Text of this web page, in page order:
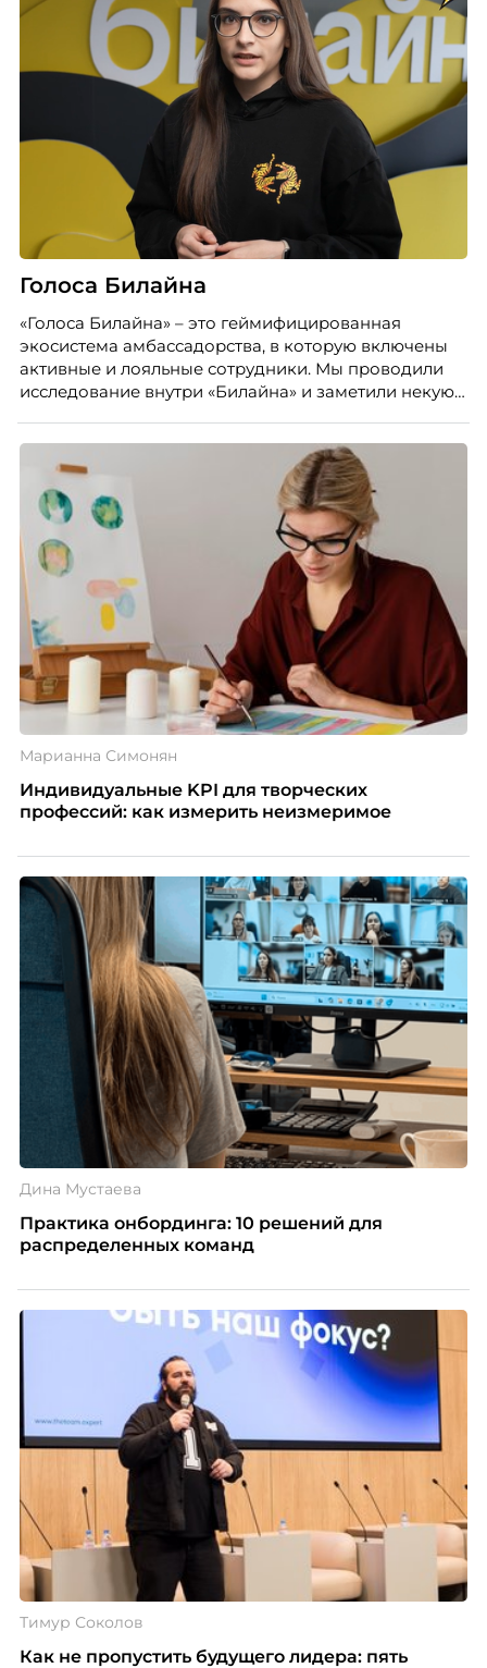
Голоса Билайна
«Голоса Билайна» – это геймифицированная
экосистема амбассадорства, в которую включены
активные и лояльные сотрудники. Мы проводили
исследование внутри «Билайна» и заметили некую
благодарности и публичного признания.
Марианна Симонян
Индивидуальные KPI для творческих
профессий: как измерить неизмеримое
Дина Мустаева
Практика онбординга: 10 решений для
распределенных команд
Тимур Соколов
Как не пропустить будущего лидера: пять